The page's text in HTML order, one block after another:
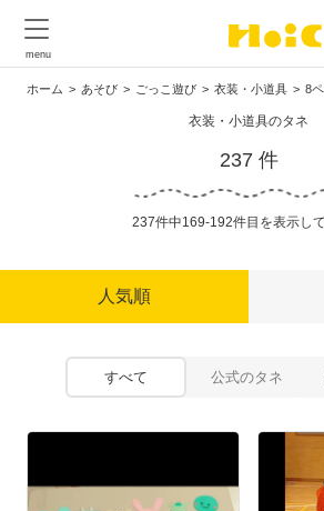
ホーム あそび ごっこ遊び 衣装・小道具 8
衣装・小道具のタネ
237 件
237件中169-192件目を表示し
人気順
すべて 公式のタネ